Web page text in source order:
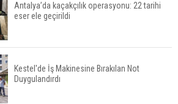
Finike açıklarında 50 yapay resif denizle buluştu
Kepez tarihine sahip çıkıyor: Tarihi kuyular
temizlendi
Antalya’da kaçakçılık operasyonu: 22 tarihi
eser ele geçirildi
Kestel'de İş Makinesine Bırakılan Not
Duygulandırdı